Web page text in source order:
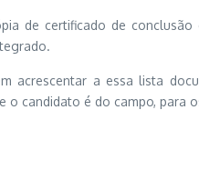
de certificado de
acrescentar a essa lista
o candidato é do campo,